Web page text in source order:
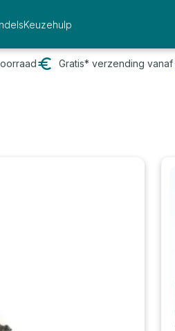
Keuzehulp
Gratis* verzending vanaf